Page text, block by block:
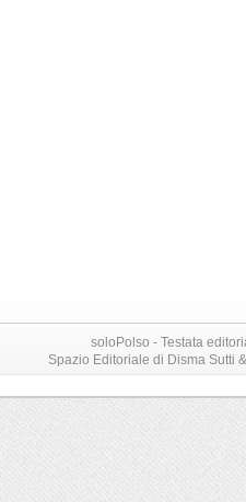
soloPolso - Testata
Spazio Editoriale di Disma Sutti